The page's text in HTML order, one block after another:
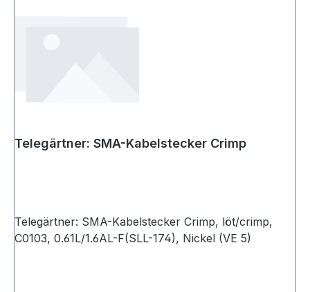
Telegärtner: SMA-Kabelstecker Crimp
Telegärtner: SMA-Kabelstecker Crimp, löt/crimp,
C0103, 0.61L/1.6AL-F(SLL-174), Nickel (VE 5)